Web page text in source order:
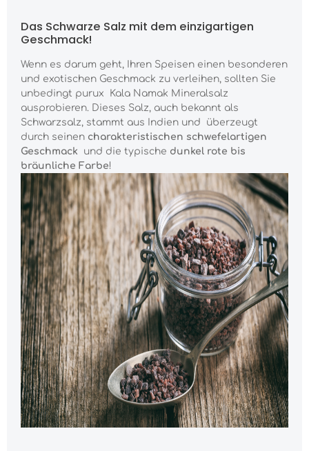
Das Schwarze Salz mit dem einzigartigen
Geschmack!
Wenn es darum geht, Ihren Speisen einen besonderen
und exotischen Geschmack zu verleihen, sollten Sie
unbedingt purux Kala Namak Mineralsalz
ausprobieren. Dieses Salz, auch bekannt als
Schwarzsalz, stammt aus Indien und überzeugt
durch seinen charakteristischen schwefelartigen
Geschmack und die typische dunkel rote bis
bräunliche Farbe!